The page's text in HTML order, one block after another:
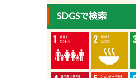
SDGSで検索